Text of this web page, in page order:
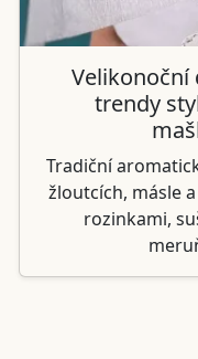
Velikonoční
trendy
Tradiční
žloutcích, másle
rozinkami,